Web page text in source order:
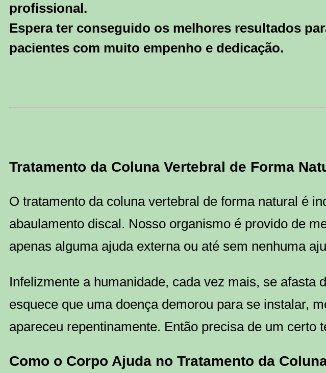
profissional.
Espera ter conseguido os melhores resultados
pacientes com muito empenho e dedicação.
Tratamento da Coluna Vertebral de Forma
O tratamento da coluna vertebral de forma natural é
abaulamento discal. Nosso organismo é provido de
apenas alguma ajuda externa ou até sem nenhuma
Infelizmente a humanidade, cada vez mais, se
esquece que uma doença demorou para se instalar,
apareceu repentinamente. Então precisa de um certo
Como o Corpo Ajuda no Tratamento da